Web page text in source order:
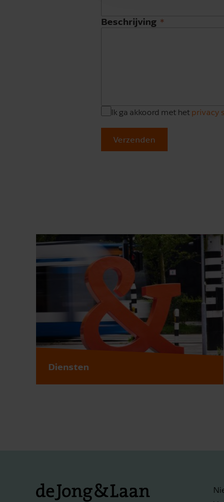
Beschrijving
Ik ga akkoord met het privacy
Verzenden
Diensten